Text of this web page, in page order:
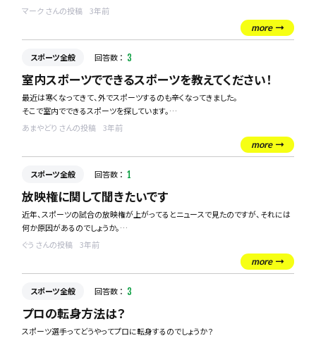
動きがキレッキレッすぎてびっくりしました！！！
マーク さんの投稿
3年前
more
スポーツ全般 回答数 ： 3
室内スポーツでできるスポーツを教えてください！
最近は寒くなってきて、外でスポーツするのも辛くなってきました。
そこで室内でできるスポーツを探しています。
できれば、個人でできるスポーツと2人以上でできるスポーツをご教示いただけま
あまやどり さんの投稿
3年前
more
スポーツ全般 回答数 ： 1
放映権に関して聞きたいです
近年、スポーツの試合の放映権が上がってるとニュースで見たのですが、それには
何か原因があるのでしょうか。
今、スポーツ観戦のサブスクに入っているのですが、年々料金が上がっている気が
ぐう さんの投稿
3年前
more
スポーツ全般 回答数 ： 3
プロの転身方法は？
スポーツ選手ってどうやってプロに転身するのでしょうか？